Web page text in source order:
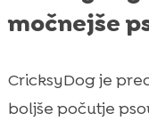
močnejše
CricksyDog je
boljše počutje